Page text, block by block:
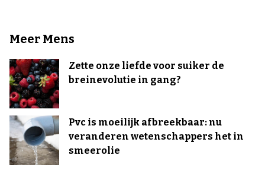
Meer Mens
Zette onze liefde voor suiker de
breinevolutie in gang?
Pvc is moeilijk afbreekbaar: nu
veranderen wetenschappers het in
smeerolie